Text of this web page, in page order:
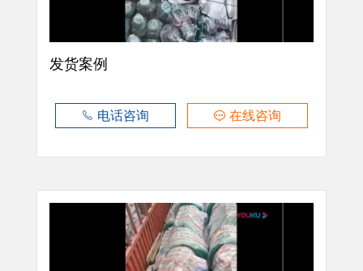
发货案例
电话咨询 在线咨询